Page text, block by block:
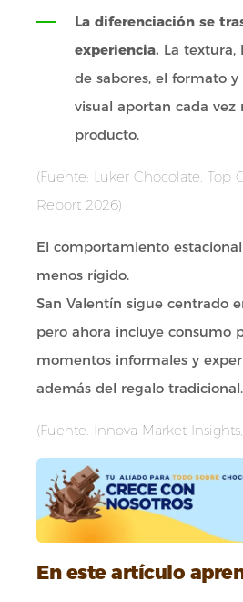
La diferenciación se
experiencia. La textura,
de sabores, el formato
visual aportan cada vez
producto.
(Fuente: Luker Chocolate, Top
Report 2026)
El comportamiento
menos rígido.
San Valentín sigue centrado
pero ahora incluye consumo
momentos informales y
además del regalo tradicional.
(Fuente: Innova Market
En este artículo